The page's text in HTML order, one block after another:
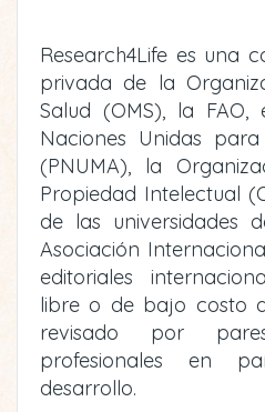
Research4Life es una
privada de la
Salud (OMS), la
Naciones Unidas
(PNUMA), la
Propiedad Intelectual
de las universidades
Asociación
editoriales
libre o de bajo costo
revisado por
profesionales en
desarrollo.